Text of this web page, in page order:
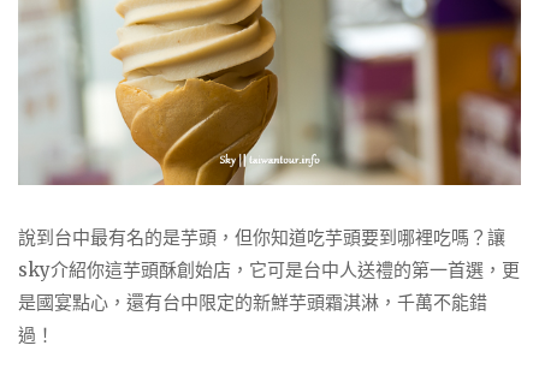
說到台中最有名的是芋頭，但你知道吃芋頭要到哪裡吃嗎？讓
sky介紹你這芋頭酥創始店，它可是台中人送禮的第一首選，更
是國宴點心，還有台中限定的新鮮芋頭霜淇淋，千萬不能錯
過！